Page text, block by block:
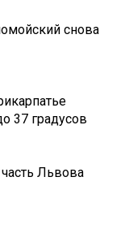
снова
37 градусов
Львова